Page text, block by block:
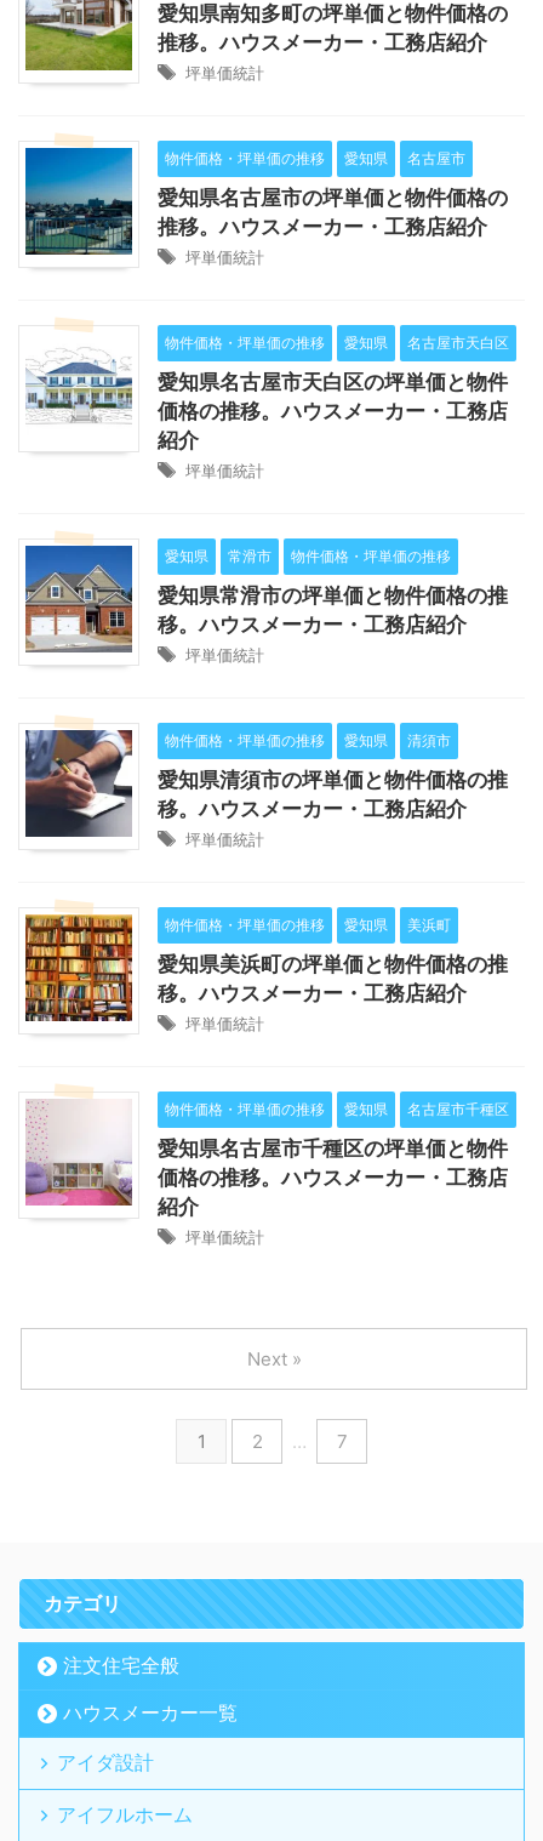
愛知県南知多町の坪単価と物件価格の
推移。ハウスメーカー・工務店紹介
坪単価統計
物件価格・坪単価の推移 愛知県 名古屋市
愛知県名古屋市の坪単価と物件価格の
推移。ハウスメーカー・工務店紹介
坪単価統計
物件価格・坪単価の推移 愛知県 名古屋市天白区
愛知県名古屋市天白区の坪単価と物件
価格の推移。ハウスメーカー・工務店
紹介
坪単価統計
愛知県 常滑市 物件価格・坪単価の推移
愛知県常滑市の坪単価と物件価格の推
移。ハウスメーカー・工務店紹介
坪単価統計
物件価格・坪単価の推移 愛知県 清須市
愛知県清須市の坪単価と物件価格の推
移。ハウスメーカー・工務店紹介
坪単価統計
物件価格・坪単価の推移 愛知県 美浜町
愛知県美浜町の坪単価と物件価格の推
移。ハウスメーカー・工務店紹介
坪単価統計
物件価格・坪単価の推移 愛知県 名古屋市千種区
愛知県名古屋市千種区の坪単価と物件
価格の推移。ハウスメーカー・工務店
紹介
坪単価統計
1 2 … 7
Next »
カテゴリ
注文住宅全般
ハウスメーカー一覧
アイダ設計
アイフルホーム